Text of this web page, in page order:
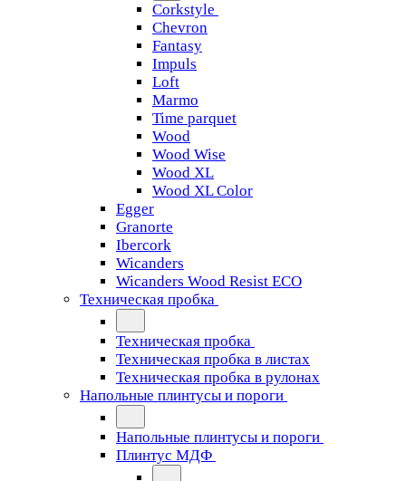
Corkstyle
Chevron
Fantasy
Impuls
Loft
Marmo
Time parquet
Wood
Wood Wise
Wood XL
Wood XL Color
Egger
Granorte
Ibercork
Wicanders
Wicanders Wood Resist ECO
Техническая пробка
Техническая пробка
Техническая пробка в листах
Техническая пробка в рулонах
Напольные плинтусы и пороги
Напольные плинтусы и пороги
Плинтус МДФ